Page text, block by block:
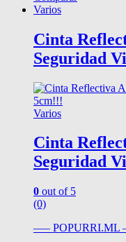
Varios
Cinta
Seguridad
Varios
Cinta
Seguridad
0 out of 5
(0)
—– POPURRI.ML